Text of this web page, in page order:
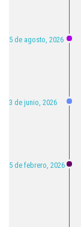
5 de agosto, 2026
3 de junio, 2026
5 de febrero, 2026